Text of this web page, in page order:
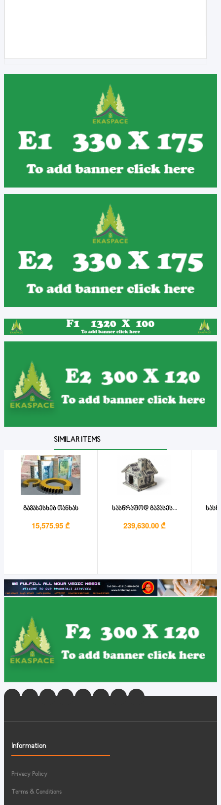
SIMILAR ITEMS
გავასესხებ თანხას
15,575.95 ₾
სასწრაფოდ გავასეს...
239,630.00 ₾
Information
Privacy Policy
Terms & Conditions